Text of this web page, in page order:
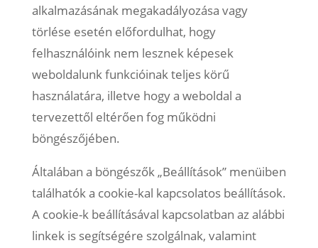
alkalmazásának megakadályozása vagy
törlése esetén előfordulhat, hogy
felhasználóink nem lesznek képesek
weboldalunk funkcióinak teljes körű
használatára, illetve hogy a weboldal a
tervezettől eltérően fog működni
böngészőjében.
Általában a böngészők „Beállítások” menüiben
találhatók a cookie-kal kapcsolatos beállítások.
A cookie-k beállításával kapcsolatban az alábbi
linkek is segítségére szolgálnak, valamint